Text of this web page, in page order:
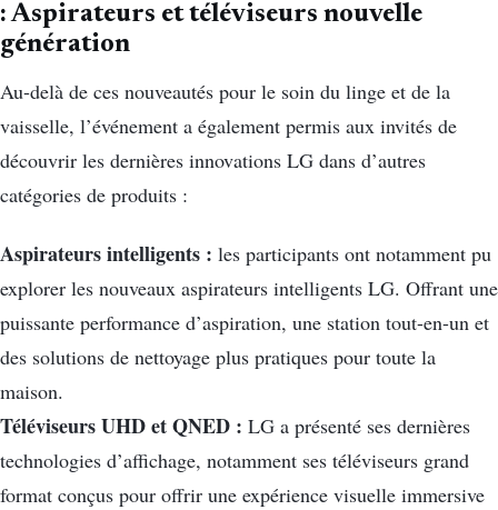
: Aspirateurs et téléviseurs nouvelle
génération
Au-delà de ces nouveautés pour le soin du linge et de la
vaisselle, l’événement a également permis aux invités de
découvrir les dernières innovations LG dans d’autres
catégories de produits :
Aspirateurs intelligents : les participants ont notamment pu
explorer les nouveaux aspirateurs intelligents LG. Offrant une
puissante performance d’aspiration, une station tout-en-un et
des solutions de nettoyage plus pratiques pour toute la
maison.
Téléviseurs UHD et QNED : LG a présenté ses dernières
technologies d’affichage, notamment ses téléviseurs grand
format conçus pour offrir une expérience visuelle immersive